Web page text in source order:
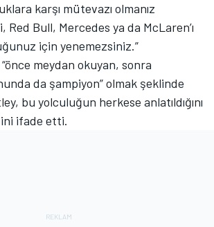
karşı mütevazı olmanız
Bull, Mercedes ya da McLaren’ı
için yenemezsiniz.”
meydan okuyan, sonra
da şampiyon” olmak şeklinde
bu yolculuğun herkese anlatıldığını
ifade etti.